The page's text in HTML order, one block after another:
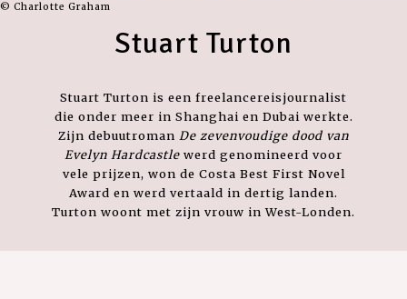
© Charlotte Graham
Stuart Turton
Stuart Turton is een freelancereisjournalist
die onder meer in Shanghai en Dubai werkte.
Zijn debuutroman De zevenvoudige dood van
Evelyn Hardcastle werd genomineerd voor
vele prijzen, won de Costa Best First Novel
Award en werd vertaald in dertig landen.
Turton woont met zijn vrouw in West-Londen.